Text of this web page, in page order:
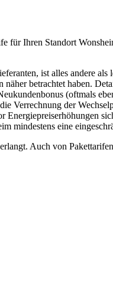
für Ihren Standort
ist alles andere
betrachtet haben.
(oftmals
der
mindestens eine
Auch von